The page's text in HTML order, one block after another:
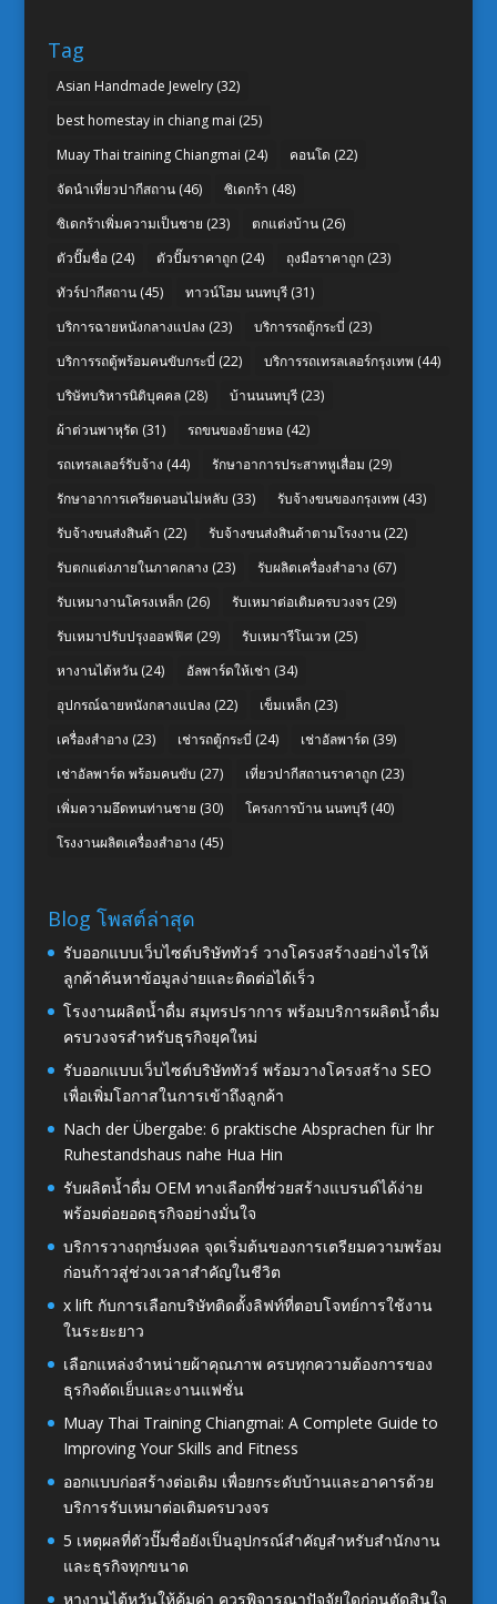
Tag
Asian Handmade Jewelry(32)
best homestay in chiang mai (25)
Muay Thai training Chiangmai (24) คอนโด (22)
จัดนำเที่ยวปากีสถาน(46) ซิเดกร้า (48)
ซิเดกร้าเพิ่มความเป็นชาย (23) ตกแต่งบ้าน(26)
ตัวปั๊มชื่อ(24) ตัวปั๊มราคาถูก(24) ถุงมือราคาถูก(23)
ทัวร์ปากีสถาน(45) ทาวน์โฮม นนทบุรี(31)
บริการฉายหนังกลางแปลง (23) บริการรถตู้กระบี่ (23)
บริการรถตู้พร้อมคนขับกระบี่ (22) บริการรถเทรลเลอร์กรุงเทพ (44)
บริษัทบริหารนิติบุคคล(28) บ้านนนทบุรี(23)
ผ้าต่วนพาหุรัด (31) รถขนของย้ายหอ(42)
รถเทรลเลอร์รับจ้าง (44) รักษาอาการประสาทหูเสื่อม (29)
รักษาอาการเครียดนอนไม่หลับ (33) รับจ้างขนของกรุงเทพ (43)
รับจ้างขนส่งสินค้า (22) รับจ้างขนส่งสินค้าตามโรงงาน(22)
รับตกแต่งภายในภาคกลาง (23) รับผลิตเครื่องสำอาง (67)
รับเหมางานโครงเหล็ก(26) รับเหมาต่อเติมครบวงจร(29)
รับเหมาปรับปรุงออฟฟิศ(29) รับเหมารีโนเวท (25)
หางานไต้หวัน(24) อัลพาร์ดให้เช่า (34)
อุปกรณ์ฉายหนังกลางแปลง (22) เข็มเหล็ก(23)
เครื่องสำอาง (23) เช่ารถตู้กระบี่ (24) เช่าอัลพาร์ด (39)
เช่าอัลพาร์ด พร้อมคนขับ (27) เที่ยวปากีสถานราคาถูก(23)
เพิ่มความอึดทนท่านชาย (30) โครงการบ้าน นนทบุรี(40)
โรงงานผลิตเครื่องสำอาง (45)
Blog โพสต์ล่าสุด
รับออกแบบเว็บไซต์บริษัททัวร์ วางโครงสร้างอย่างไรให้
ลูกค้าค้นหาข้อมูลง่ายและติดต่อได้เร็ว
โรงงานผลิตน้ำดื่ม สมุทรปราการ พร้อมบริการผลิตน้ำดื่ม
ครบวงจรสำหรับธุรกิจยุคใหม่
รับออกแบบเว็บไซต์บริษัททัวร์ พร้อมวางโครงสร้าง SEO
เพื่อเพิ่มโอกาสในการเข้าถึงลูกค้า
Nach der Übergabe: 6 praktische Absprachen für Ihr
Ruhestandshaus nahe Hua Hin
รับผลิตน้ำดื่ม OEM ทางเลือกที่ช่วยสร้างแบรนด์ได้ง่าย
พร้อมต่อยอดธุรกิจอย่างมั่นใจ
บริการวางฤกษ์มงคล จุดเริ่มต้นของการเตรียมความพร้อม
ก่อนก้าวสู่ช่วงเวลาสำคัญในชีวิต
x lift กับการเลือกบริษัทติดตั้งลิฟท์ที่ตอบโจทย์การใช้งาน
ในระยะยาว
เลือกแหล่งจำหน่ายผ้าคุณภาพ ครบทุกความต้องการของ
ธุรกิจตัดเย็บและงานแฟชั่น
Muay Thai Training Chiangmai: A Complete Guide to
Improving Your Skills and Fitness
ออกแบบก่อสร้างต่อเติม เพื่อยกระดับบ้านและอาคารด้วย
บริการรับเหมาต่อเติมครบวงจร
5 เหตุผลที่ตัวปั๊มชื่อยังเป็นอุปกรณ์สำคัญสำหรับสำนักงาน
และธุรกิจทุกขนาด
หางานไต้หวันให้คุ้มค่า ควรพิจารณาปัจจัยใดก่อนตัดสินใจ